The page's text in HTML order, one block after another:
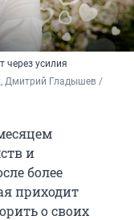
через усилия
Дмитрий Гладышев /
и
более
приходит
о своих